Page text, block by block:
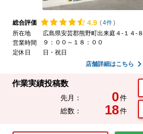
総合評価 4.9 (4件)
所在地
広島県安芸郡熊野町出来庭４-１４-８
営業時間
９：００～１８：００
定休日
日・祝日
店舗詳細はこちら
作業実績投稿数
先月： 0件
総数：
18件